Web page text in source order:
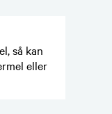
så kan
eller